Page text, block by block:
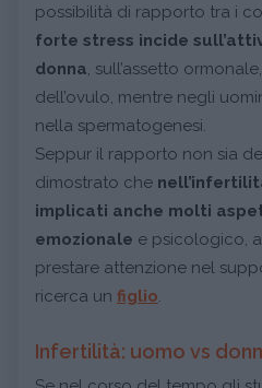
possibilità di rapporto tra i
forte stress incide
donna , sull’assetto
dell’ovulo, mentre negli
nella spermatogenesi.
Seppur il rapporto non sia
dimostrato che
implicati anche molti
emozionale e psicologico,
prestare attenzione nel
ricerca un figlio
Infertilità: uomo vs